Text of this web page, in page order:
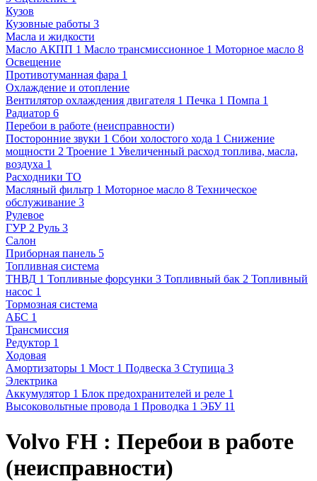
Кузов
Кузовные работы 3
Масла и жидкости
Масло АКПП 1 Масло трансмиссионное 1 Моторное масло 8
Освещение
Противотуманная фара 1
Охлаждение и отопление
Вентилятор охлаждения двигателя 1 Печка 1 Помпа 1
Радиатор 6
Перебои в работе (неисправности)
Посторонние звуки 1 Сбои холостого хода 1 Снижение
мощности 2 Троение 1 Увеличенный расход топлива, масла,
воздуха 1
Расходники ТО
Масляный фильтр 1 Моторное масло 8 Техническое
обслуживание 3
Рулевое
ГУР 2 Руль 3
Салон
Приборная панель 5
Топливная система
ТНВД 1 Топливные форсунки 3 Топливный бак 2 Топливный
насос 1
Тормозная система
АБС 1
Трансмиссия
Редуктор 1
Ходовая
Амортизаторы 1 Мост 1 Подвеска 3 Ступица 3
Электрика
Аккумулятор 1 Блок предохранителей и реле 1
Высоковольтные провода 1 Проводка 1 ЭБУ 11
Volvo FH : Перебои в работе
(неисправности)